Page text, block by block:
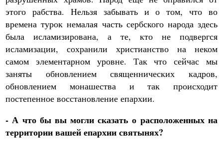
этого рабства. Нельзя забывать и о том, что во
времена турок немалая часть сербского народа здесь
была исламизирована, а те, кто не подвергся
исламизации, сохранили христианство на неком
самом элементарном уровне. Так что сейчас мы
заняты обновлением священнических кадров,
обновлением монашества и так происходит
постепенное восстановление епархии.
- А что бы вы могли сказать о расположенных на
территории вашей епархии святынях?